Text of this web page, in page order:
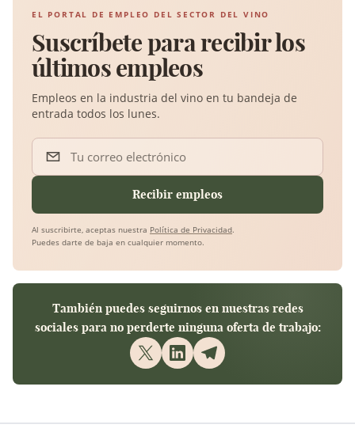
EL PORTAL DE EMPLEO DEL SECTOR DEL VINO
Suscríbete para recibir los
últimos empleos
Empleos en la industria del vino en tu bandeja de
entrada todos los lunes.
Tu correo electrónico
Recibir empleos
Al suscribirte, aceptas nuestra Política de Privacidad.
Puedes darte de baja en cualquier momento.
También puedes seguirnos en nuestras redes
sociales para no perderte ninguna oferta de trabajo: